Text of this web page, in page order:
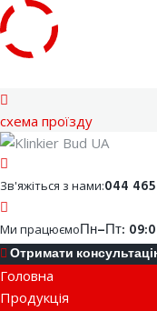
to
content
cхема проїзду
Facebook
Youtube
Instagram
Google
Зв'яжіться з нами:044
Ми працюємоПн–Пт:
Отримати
Головна
Продукція